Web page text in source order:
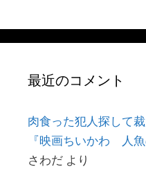
最近のコメント
肉食った犯人探して
『映画ちいかわ 人
さわだ より